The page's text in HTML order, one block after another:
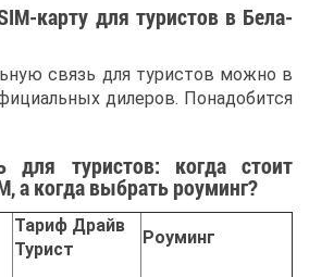
кар­ту для ту­ри­стов в Бе­ла­
связь для ту­ри­стов мож­но в
ди­ле­ров. По­на­до­бит­ся
для ту­ри­стов: ко­гда сто­ит
а ко­гда вы­брать ро­уминг?
Та­риф Драйв
Ту­рист
Ро­уминг